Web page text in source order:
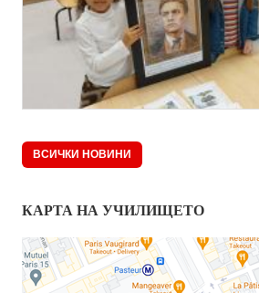
ВСИЧКИ НОВИНИ
КАРТА НА УЧИЛИЩЕТО